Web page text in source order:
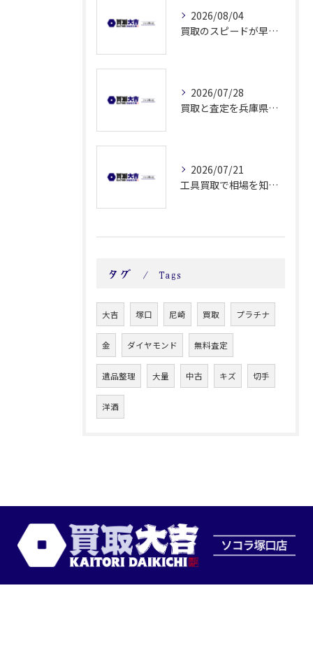
2026/08/04
買取のスピードが早い理由と査定から現金化まで無駄なく進めるコツ
2026/07/28
買取と査定を兵庫県尼崎市加古郡稲美町で安心して進めるための実践ポイント
2026/07/21
工具買取で相場を知り高く売るためのコツと手順を徹底解説
タグ Tags
大吉 塚口 尼崎 買取 プラチナ
金 ダイヤモンド 無料査定
遺品整理 大量 中古 キズ 切手
洋酒